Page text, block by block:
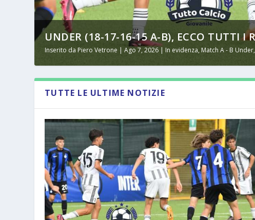
UNDER (18-17-16-15 A-B), ECCO TUTTI I
Inserito daPiero Vetrone |Ago 7, 2026 | In evidenza,Match A - B Under
TUTTE LE ULTIME NOTIZIE